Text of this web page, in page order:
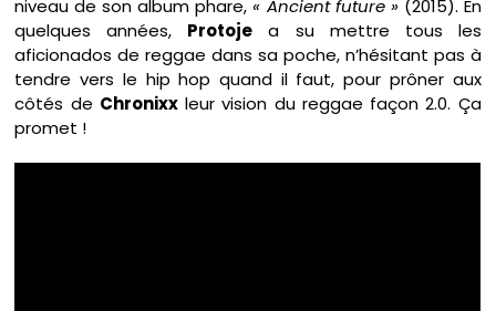
niveau de son album phare, « Ancient future »(2015). En
quelques années, Protoje a su mettre tous les
aficionados de reggae dans sa poche, n’hésitant pas à
tendre vers le hip hop quand il faut, pour prôner aux
côtés de Chronixxleur vision du reggae façon 2.0. Ça
promet !